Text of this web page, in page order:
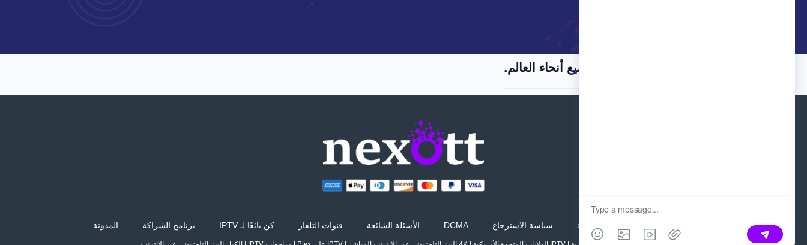
في جميع أنحاء العالم.
سياسة الخصوصية سياسة الاسترجاع DCMA الأسئلة الشائعة قنوات التلفاز كن بائعًا لـ IPTV برنامج الشراكة المدونة